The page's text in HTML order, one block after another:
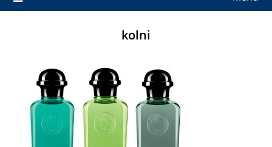
kolni